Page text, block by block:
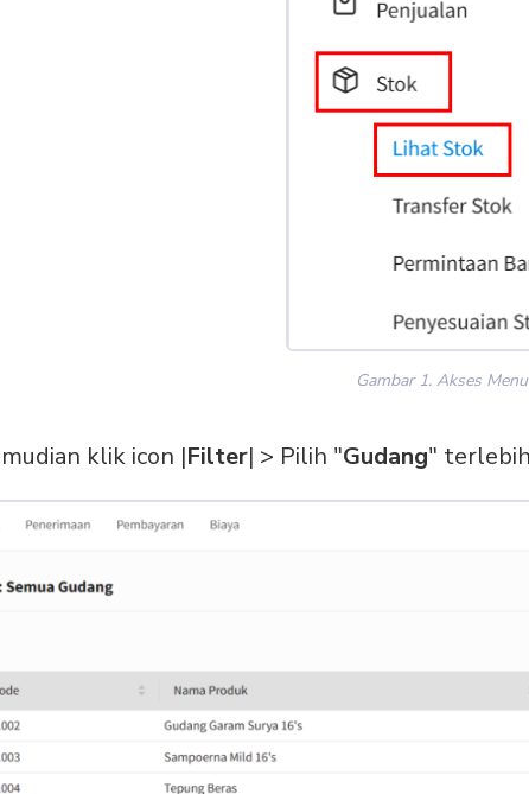
Gambar 1. Akses
klik icon |Filter| > Pilih "Gudang"